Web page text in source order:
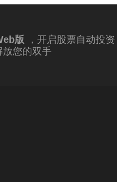
版 ，开启股票自动投资
放您的双手